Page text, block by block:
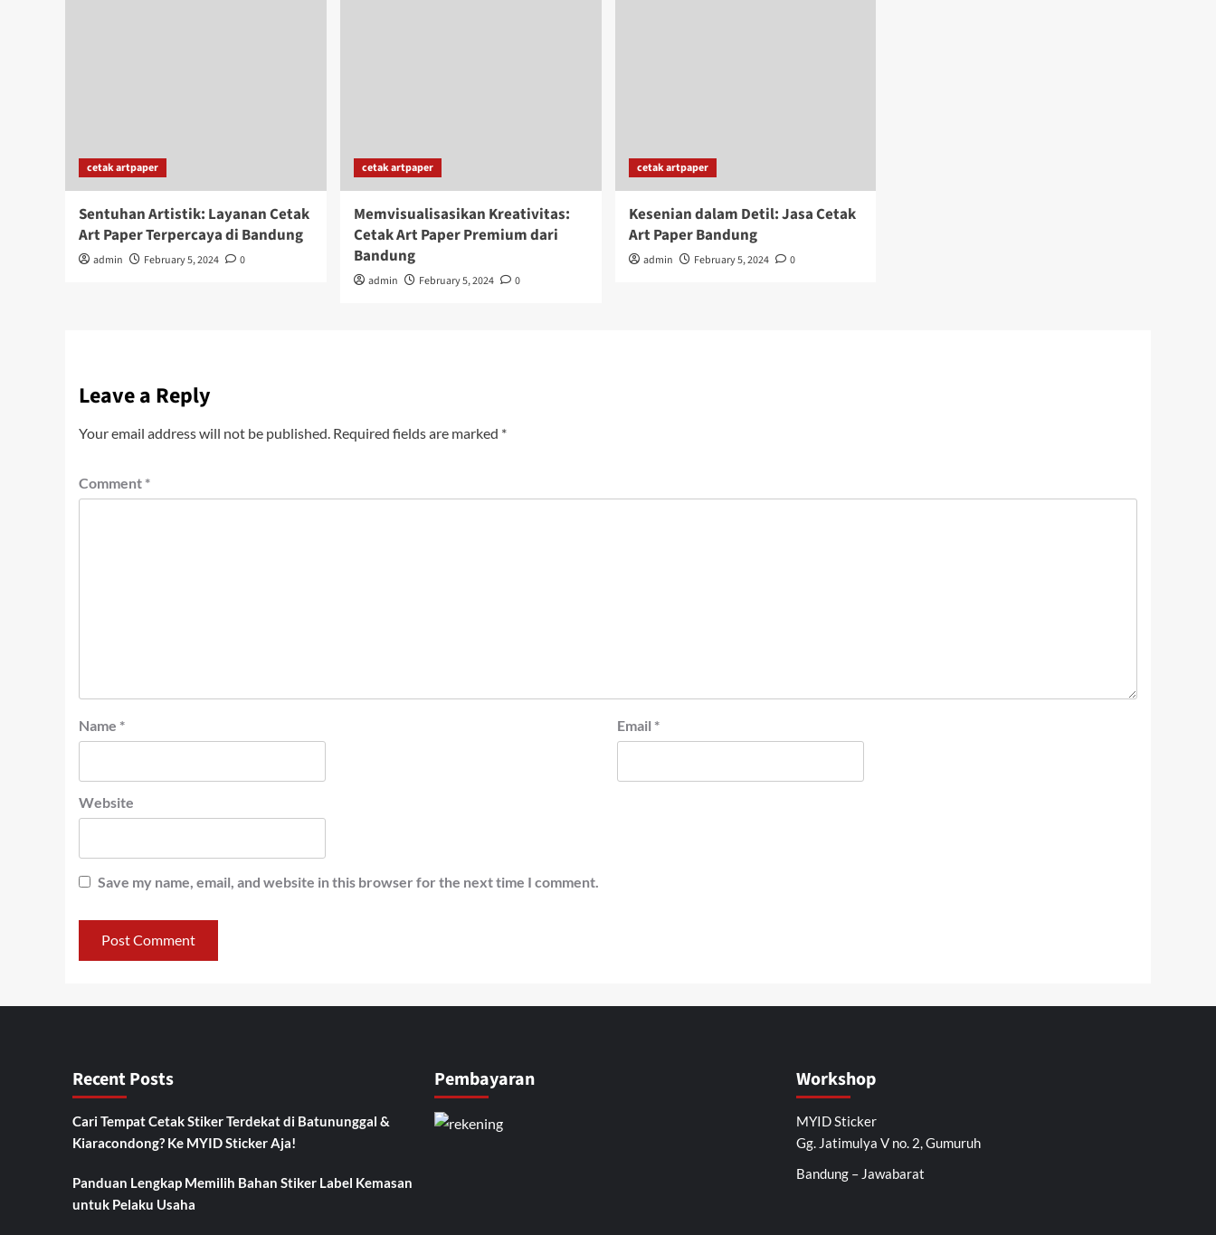
cetak artpaper
Sentuhan Artistik: Layanan Cetak
Art Paper Terpercaya di Bandung
admin February 5, 2024 0
cetak artpaper
Memvisualisasikan Kreativitas:
Cetak Art Paper Premium dari
Bandung
admin February 5, 2024 0
cetak artpaper
Kesenian dalam Detil: Jasa Cetak
Art Paper Bandung
admin February 5, 2024 0
Leave a Reply
Your email address will not be published. Required fields are marked *
Comment *
Name * Email *
Website
Save my name, email, and website in this browser for the next time I comment.
Recent Posts
Cari Tempat Cetak Stiker Terdekat di Batununggal &
Kiaracondong? Ke MYID Sticker Aja!
Panduan Lengkap Memilih Bahan Stiker Label Kemasan
untuk Pelaku Usaha
Pembayaran Workshop
MYID Sticker
Gg. Jatimulya V no. 2, Gumuruh
Bandung – Jawabarat